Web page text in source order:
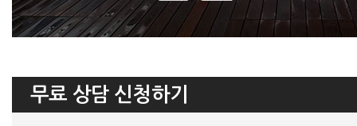
무료 상담 신청하기